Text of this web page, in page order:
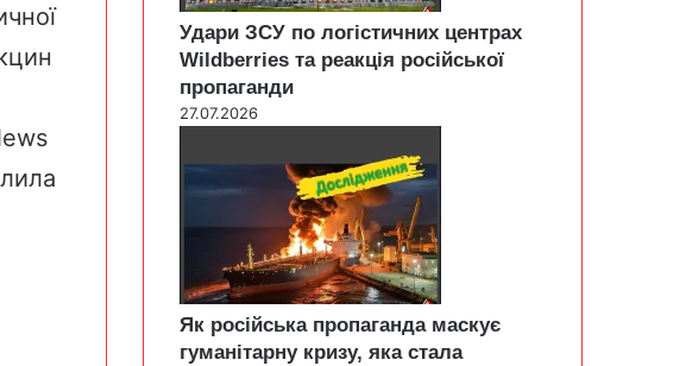
Удари ЗСУ по логістичних центрах
Wildberries та реакція російської
пропаганди
27.07.2026
Як російська пропаганда маскує
гуманітарну кризу, яка стала